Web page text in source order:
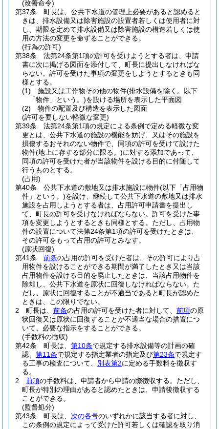
(改善命令)
第37条
町長は、公共下水道の管理上必要があると認めると
きは、排水設備又は除害施設の設置者若しくは使用者に対
し、期限を定めて排水設備又は除害施設の構造若しくは使
用の方法の変更を命ずることができる。
(行為の許可)
第38条
法第24条第1項の許可を受けようとする者は、申請
書に次に掲げる図面を添付して、町長に提出しなければな
らない。 許可を受けた事項の変更をしようとするときも同
様とする。
(1)
施設又は工作物その他の物件(排水設備を除く。以下
「物件」という。)を設ける場所を表示した平面図
(2)
物件の配置及び構造を表示した図面
(許可を要しない軽微な変更)
第39条
法第24条第1項の規定による条例で定める軽微な変
更とは、公共下水道の施設の機能を妨げ、又はその施設を
損傷するおそれのない物件で、同項の許可を受けて設けた
物件(地上に存する部分に限る。)に対する添加であって、
同項の許可を受けた者が当該物件を設ける目的に付随して
行うものとする。
(占用)
第40条
公共下水道の敷地又は排水施設に物件(以下「占用物
件」という。)を設け、継続して公共下水道の敷地又は排水
施設を占用しようとする者は、占用許可申請書を提出し
て、町長の許可を受けなければならない。 許可を受けた事
項を変更しようとするときも同様とする。 ただし、占用物
件の設置について法第24条第1項の許可を受けたときは、
その許可をもって占用の許可とみなす。
(原状回復)
第41条
前条の占用の許可を受けた者は、その許可により占
用物件を設けることができる期間が満了したとき又は当該
占用物件を設ける目的を廃止したときは、当該占用物件を
除却し、公共下水道を原状に回復しなければならない。 た
だし、原状に回復することが不適当であると町長が認めた
ときは、この限りでない。
2
町長は、 前条の占用の許可を受けた者に対して、 前項の原
状回復又は原状に回復することが不適当な場合の措置につ
いて、必要な指示をすることができる。
(手数料の徴収)
第42条
町長は、 第10条で規定する排水設備等の計画の確
認、 第11条で規定する指定業者の指定及び第23条で規定す
る工事の検査について、 別表第2に定める手数料を徴収す
る。
2
前項の手数料は、申請者から申請の際徴収する。 ただし、
町長が特別の理由があると認めたときは、申請後徴収する
ことができる。
(監督処分)
第43条
町長は、 次の各号のいずれかに該当する者に対し、
この条例の規定によって受けた許可若しくは確認を取り消